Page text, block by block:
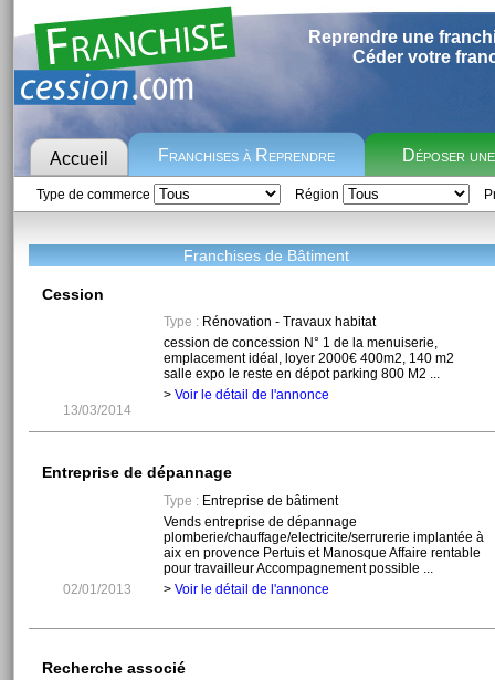
Reprendre une
Céder votre
Accueil Franchises à Reprendre Déposer
Type de commerce Région
Franchises de Bâtiment
Cession
13/03/2014
Type :Rénovation - Travaux habitat
cession de concession N° 1 de la menuiserie,
emplacement idéal, loyer 2000€ 400m2, 140 m2
salle expo le reste en dépot parking 800 M2 ...
> Voir le détail de l'annonce
Entreprise de dépannage
02/01/2013
Type :Entreprise de bâtiment
Vends entreprise de dépannage
plomberie/chauffage/electricite/serrurerie implantée à
aix en provence Pertuis et Manosque Affaire rentable
pour travailleur Accompagnement possible ...
> Voir le détail de l'annonce
Recherche associé